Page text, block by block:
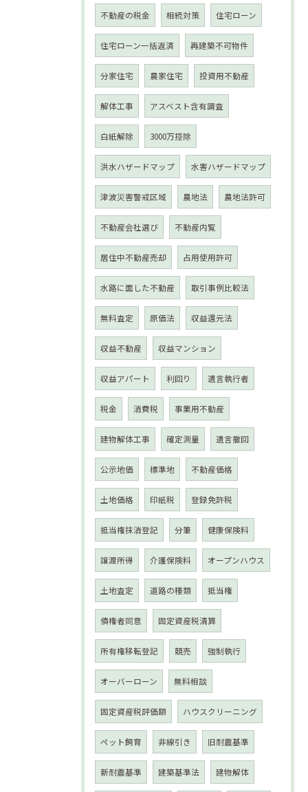
不動産の税金 相続対策 住宅ローン
住宅ローン一括返済 再建築不可物件
分家住宅 農家住宅 投資用不動産
解体工事 アスベスト含有調査
白紙解除 3000万控除
洪水ハザードマップ 水害ハザードマップ
津波災害警戒区域 農地法 農地法許可
不動産会社選び 不動産内覧
居住中不動産売却 占用使用許可
水路に面した不動産 取引事例比較法
無料査定 原価法 収益還元法
収益不動産 収益マンション
収益アパート 利回り 遺言執行者
税金 消費税 事業用不動産
建物解体工事 確定測量 遺言撤回
公示地価 標準地 不動産価格
土地価格 印紙税 登録免許税
抵当権抹消登記 分筆 健康保険料
譲渡所得 介護保険料 オープンハウス
土地査定 道路の種類 抵当権
債権者同意 固定資産税清算
所有権移転登記 競売 強制執行
オーバーローン 無料相談
固定資産税評価額 ハウスクリーニング
ペット飼育 非線引き 旧耐震基準
新耐震基準 建築基準法 建物解体